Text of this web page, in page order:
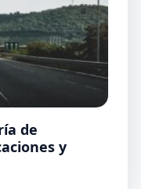
de
y